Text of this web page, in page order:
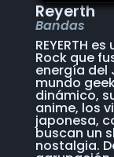
Reyerth
Bandas
REYERTH
Rock que
energía del
mundo
dinámico,
anime, los
japonesa,
buscan un
nostalgia.